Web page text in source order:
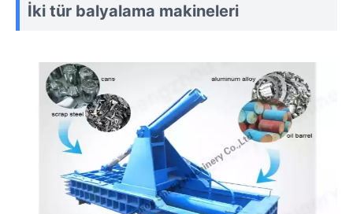
İki tür balyalama makineleri